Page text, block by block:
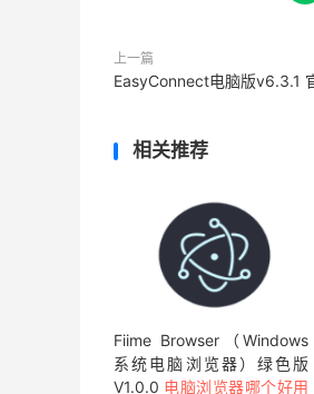
上一篇
EasyConnect电脑版v6.3.1
相关推荐
Fiime Browser（Windows
系统电脑浏览器）绿色版
V1.0.0 电脑浏览器哪个好用